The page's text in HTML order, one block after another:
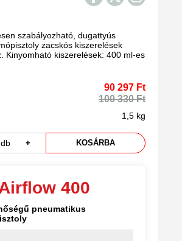
szabályozható, dugattyús
zacskós kiszerelések
Kinyomható kiszerelések: 400 ml-es
90 297 Ft
100 330 Ft
1,5 kg
db + KOSÁRBA
400
pneumatikus